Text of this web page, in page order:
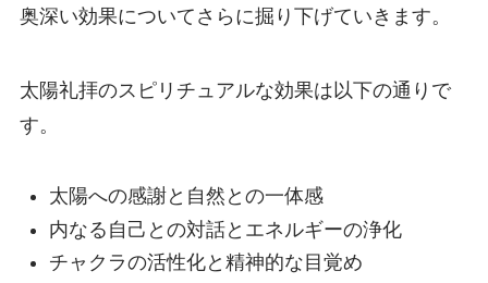
奥深い効果についてさらに掘り下げていきます。
太陽礼拝のスピリチュアルな効果は以下の通りで
す。
太陽への感謝と自然との一体感
内なる自己との対話とエネルギーの浄化
チャクラの活性化と精神的な目覚め